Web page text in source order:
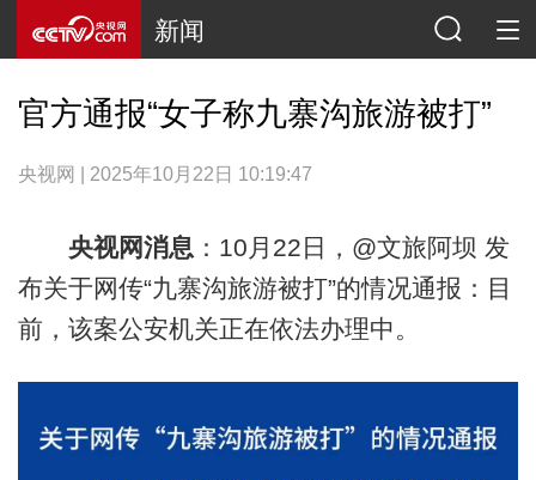
新闻
官方通报“女子称九寨沟旅游被打”
央视网 | 2025年10月22日 10:19:47
央视网消息 ：10月22日，@文旅阿坝 发
布关于网传“九寨沟旅游被打”的情况通报：目
前，该案公安机关正在依法办理中。